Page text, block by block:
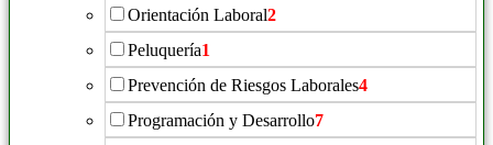
Orientación Laboral2
Peluquería1
Prevención de Riesgos Laborales4
Programación y Desarrollo7